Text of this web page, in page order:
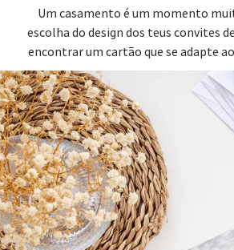
Um casamento é um momento
escolha do design dos teus convites
encontrar um cartão que se adapte